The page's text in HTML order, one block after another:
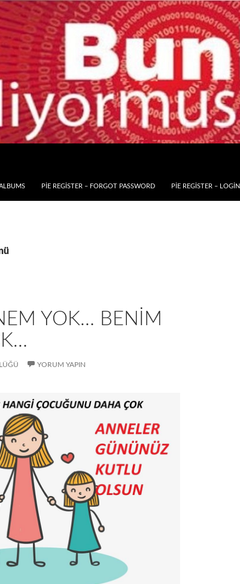
PIE REGISTER – FORGOT PASSWORD PIE REGISTER – LOGIN
YOK… BENİM
YORUM YAPIN